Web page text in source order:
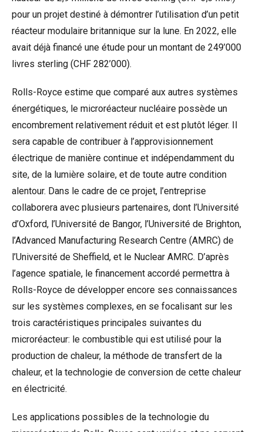
pour un projet destiné à démontrer l’utilisation d’un petit
réacteur modulaire britannique sur la lune. En 2022, elle
avait déjà financé une étude pour un montant de 249’000
livres sterling (CHF 282’000).
Rolls-Royce estime que comparé aux autres systèmes
énergétiques, le microréacteur nucléaire possède un
encombrement relativement réduit et est plutôt léger. Il
sera capable de contribuer à l’approvisionnement
électrique de manière continue et indépendamment du
site, de la lumière solaire, et de toute autre condition
alentour. Dans le cadre de ce projet, l’entreprise
collaborera avec plusieurs partenaires, dont l’Université
d’Oxford, l’Université de Bangor, l’Université de Brighton,
l’Advanced Manufacturing Research Centre (AMRC) de
l’Université de Sheffield, et le Nuclear AMRC. D’après
l’agence spatiale, le financement accordé permettra à
Rolls-Royce de développer encore ses connaissances
sur les systèmes complexes, en se focalisant sur les
trois caractéristiques principales suivantes du
microréacteur: le combustible qui est utilisé pour la
production de chaleur, la méthode de transfert de la
chaleur, et la technologie de conversion de cette chaleur
en électricité.
Les applications possibles de la technologie du